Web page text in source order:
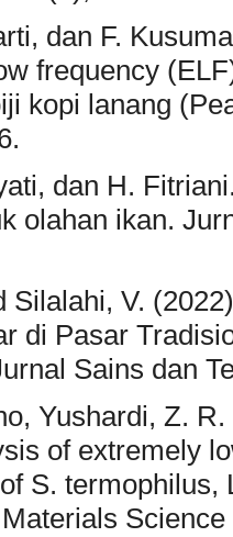
dan F.
frequency
kopi lanang
dan H.
olahan ikan.
V.
di Pasar
Sains dan
Yushardi, Z.
of extremely
S. termophilus,